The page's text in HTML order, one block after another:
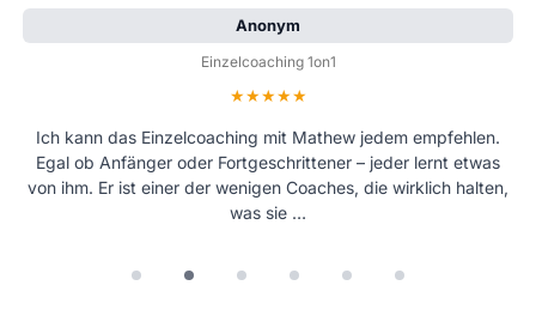
Anonym
Einzelcoaching 1on1
Bewertung: 5 von 5 Sternen
Ich kann das Einzelcoaching mit Mathew jedem empfehlen.
Egal ob Anfänger oder Fortgeschrittener – jeder lernt etwas
von ihm. Er ist einer der wenigen Coaches, die wirklich halten,
was sie …